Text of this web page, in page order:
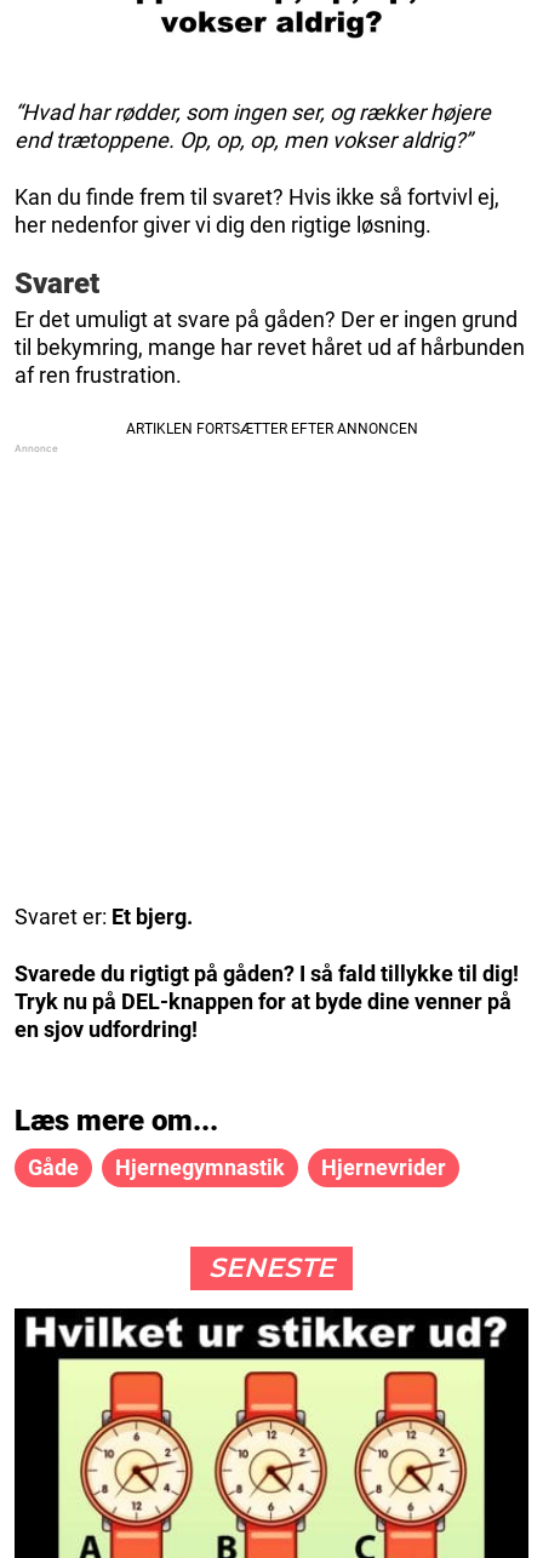
“Hvad har rødder, som ingen ser, og rækker højere
end trætoppene. Op, op, op, men vokser aldrig?”
Kan du finde frem til svaret? Hvis ikke så fortvivl ej,
her nedenfor giver vi dig den rigtige løsning.
Svaret
Er det umuligt at svare på gåden? Der er ingen grund
til bekymring, mange har revet håret ud af hårbunden
af ren frustration.
Svaret er: Et bjerg.
Svarede du rigtigt på gåden? I så fald tillykke til dig!
Tryk nu på DEL-knappen for at byde dine venner på
en sjov udfordring!
Læs mere om...
Gåde Hjernegymnastik Hjernevrider
SENESTE